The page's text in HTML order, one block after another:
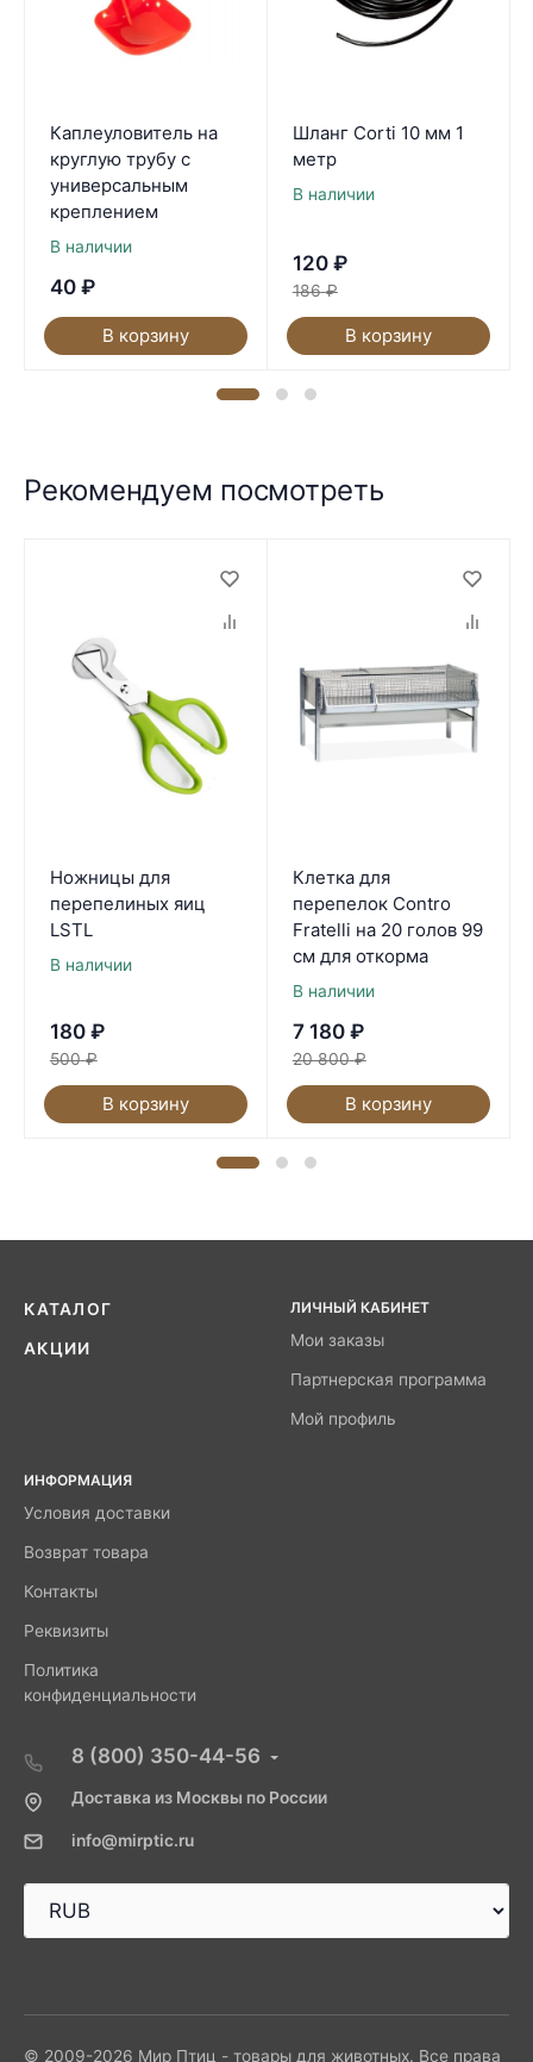
Каплеуловитель на
круглую трубу с
универсальным
креплением
В наличии
40 ₽
В корзину
Шланг Corti 10 мм 1
метр
В наличии
120 ₽
186 ₽
В корзину
Рекомендуем посмотреть
Ножницы для
перепелиных яиц
LSTL
В наличии
180 ₽
500 ₽
В корзину
Клетка для
перепелок Contro
Fratelli на 20 голов 99
см для откорма
В наличии
7 180 ₽
20 800 ₽
В корзину
КАТАЛОГ
АКЦИИ
ЛИЧНЫЙ КАБИНЕТ
Мои заказы
Партнерская программа
Мой профиль
ИНФОРМАЦИЯ
Условия доставки
Возврат товара
Контакты
Реквизиты
Политика
конфиденциальности
8 (800) 350-44-56
Доставка из Москвы по России
info@mirptic.ru
© 2009-2026 Мир Птиц - товары для животных. Все права